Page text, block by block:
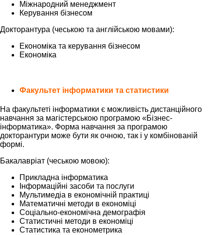
Міжнародний менеджмент
Керування бізнесом
Докторантура (чеською та англійською мовами):
Економіка та керування бізнесом
Економіка
Факультет інформатики та статистики
На факультеті інформатики є можливість дистанційного
навчання за магістерською програмою «Бізнес-
інформатика». Форма навчання за програмою
докторантури може бути як очною, так і у комбінованій
формі.
Бакалавріат (чеською мовою):
Прикладна інформатика
Інформаційні засоби та послуги
Мультимедіа в економічній практиці
Математичні методи в економіці
Соціально-економічна демографія
Статистичні методи в економіці
Статистика та економетрика